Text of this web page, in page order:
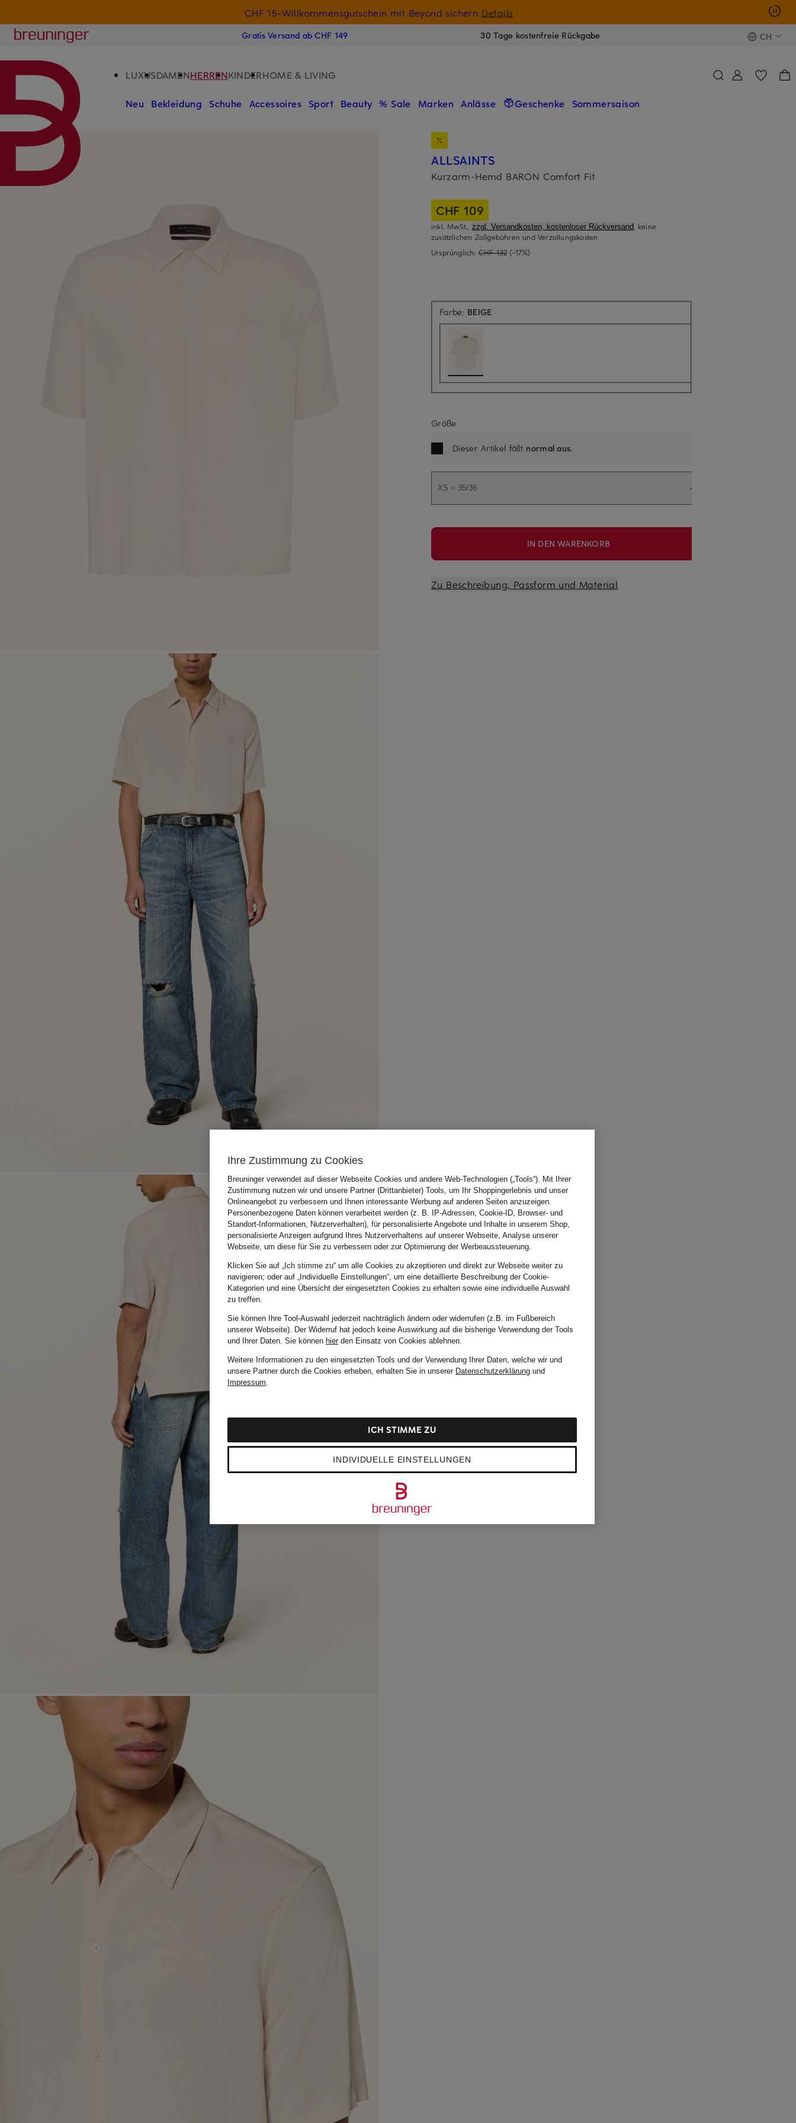
CHF 15-Willkommensgutschein mit Beyond sichern Details
Breuninger
Gratis Versand ab CHF 149 30 Tage kostenfreie Rückgabe CH
LUXUSDAMENHERRENKINDERHOME & LIVING
Neu Bekleidung Schuhe Accessoires Sport Beauty % Sale Marken Anlässe Geschenke Sommersaison
ALLSAINTS
Kurzarm-Hemd BARON Comfort Fit
CHF 109
inkl. MwSt., zzgl. Versandkosten, kostenloser Rückversand, keine
zusätzlichen Zollgebühren und Verzollungskosten
Ursprünglich: CHF 132 (-17%)
Farbe: BEIGE
Größe
Dieser Artikel fällt normal aus.
XS = 35/36
IN DEN WARENKORB
Zu Beschreibung, Passform und Material
Ihre Zustimmung zu Cookies
Breuninger verwendet auf dieser Webseite Cookies und andere Web-Technologien („Tools“). Mit Ihrer
Zustimmung nutzen wir und unsere Partner (Drittanbieter) Tools, um Ihr Shoppingerlebnis und unser
Onlineangebot zu verbessern und Ihnen interessante Werbung auf anderen Seiten anzuzeigen.
Personenbezogene Daten können verarbeitet werden (z. B. IP-Adressen, Cookie-ID, Browser- und
Standort-Informationen, Nutzerverhalten), für personalisierte Angebote und Inhalte in unserem Shop,
personalisierte Anzeigen aufgrund Ihres Nutzerverhaltens auf unserer Webseite, Analyse unserer
Webseite, um diese für Sie zu verbessern oder zur Optimierung der Werbeaussteuerung.
Klicken Sie auf „Ich stimme zu“ um alle Cookies zu akzeptieren und direkt zur Webseite weiter zu
navigieren; oder auf „Individuelle Einstellungen“, um eine detaillierte Beschreibung der Cookie-
Kategorien und eine Übersicht der eingesetzten Cookies zu erhalten sowie eine individuelle Auswahl
zu treffen.
Sie können Ihre Tool-Auswahl jederzeit nachträglich ändern oder widerrufen (z.B. im Fußbereich
unserer Webseite). Der Widerruf hat jedoch keine Auswirkung auf die bisherige Verwendung der Tools
und Ihrer Daten. Sie können hierden Einsatz von Cookies ablehnen.
Weitere Informationen zu den eingesetzten Tools und der Verwendung Ihrer Daten, welche wir und
unsere Partner durch die Cookies erheben, erhalten Sie in unserer Datenschutzerklärung und
Impressum.
INDIVIDUELLE EINSTELLUNGEN
ICH STIMME ZU